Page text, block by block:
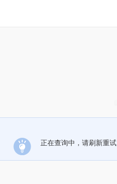
正在查询中，请刷新重试